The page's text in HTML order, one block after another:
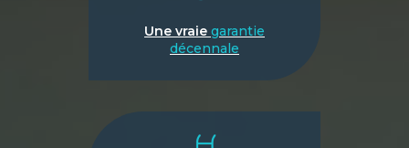
Une vraie garantie
décennale